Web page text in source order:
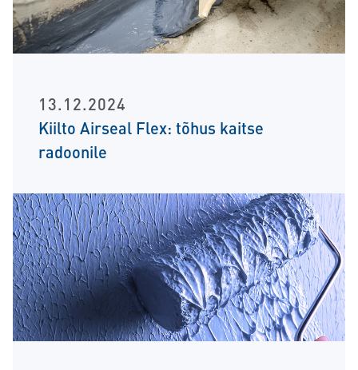
13.12.2024
Kiilto Airseal Flex: tõhus kaitse
radoonile